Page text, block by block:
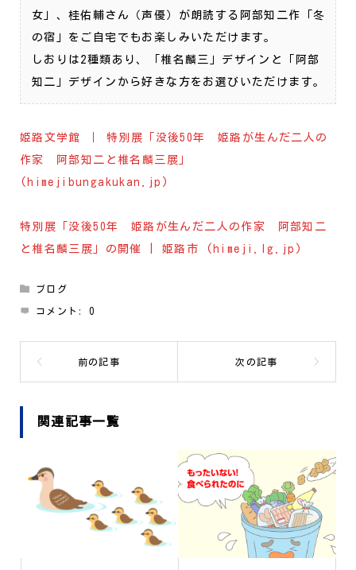
女」、桂佑輔さん（声優）が朗読する阿部知二作「冬
の宿」をご自宅でもお楽しみいただけます。
しおりは2種類あり、「椎名麟三」デザインと「阿部
知二」デザインから好きな方をお選びいただけます。
姫路文学館 ｜ 特別展「没後50年 姫路が生んだ二人の
作家 阿部知二と椎名麟三展」
(himejibungakukan.jp)
特別展「没後50年 姫路が生んだ二人の作家 阿部知二
と椎名麟三展」の開催 | 姫路市 (himeji.lg.jp)
ブログ
コメント:0
関連記事一覧